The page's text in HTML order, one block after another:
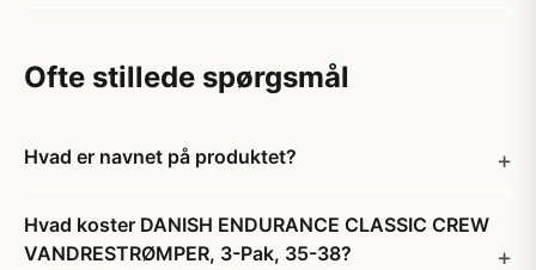
Ofte stillede spørgsmål
Hvad er navnet på produktet?
Hvad koster DANISH ENDURANCE CLASSIC CREW
VANDRESTRØMPER, 3-Pak, 35-38?